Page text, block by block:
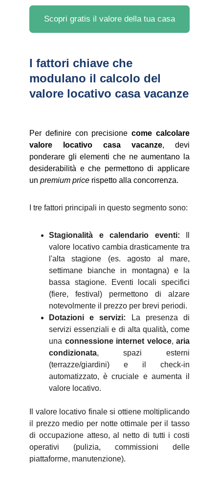
Scopri gratis il valore della tua casa
I fattori chiave che
modulano il calcolo del
valore locativo casa vacanze
Per definire con precisionecome calcolare
valore locativo casa vacanze, devi
ponderare gli elementi che ne aumentano la
desiderabilità e che permettono di applicare
un premium price rispetto alla concorrenza.
I tre fattori principali in questo segmento sono:
Stagionalità e calendario eventi:
valore locativo cambia drasticamente tra
l'alta stagione (es. agosto al mare,
settimane bianche in montagna) e la
bassa stagione. Eventi locali specifici
(fiere, festival) permettono di alzare
notevolmente il prezzo per brevi periodi.
Dotazioni e servizi: La presenza di
servizi essenziali e di alta qualità, come
una connessione internet veloce, aria
condizionata, spazi esterni
(terrazze/giardini) e il check-in
automatizzato, è cruciale e aumenta il
valore locativo.
Il valore locativo finale si ottiene moltiplicando
il prezzo medio per notte ottimale per il tasso
di occupazione atteso, al netto di tutti i costi
operativi (pulizia, commissioni delle
piattaforme, manutenzione).